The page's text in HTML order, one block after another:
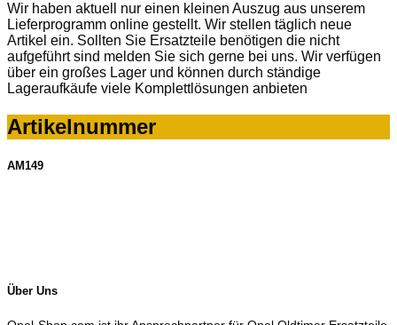
Wir haben aktuell nur einen kleinen Auszug aus unserem
Lieferprogramm online gestellt. Wir stellen täglich neue
Artikel ein. Sollten Sie Ersatzteile benötigen die nicht
aufgeführt sind melden Sie sich gerne bei uns. Wir verfügen
über ein großes Lager und können durch ständige
Lageraufkäufe viele Komplettlösungen anbieten
Artikelnummer
AM149
Über Uns